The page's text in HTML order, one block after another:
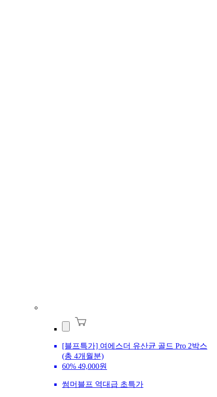
[블프특가] 여에스더 유산균 골드 Pro 2박스
(총 4개월분)
60% 49,000원
썸머블프 역대급 초특가